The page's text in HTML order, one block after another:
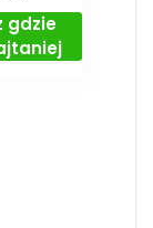
gdzie